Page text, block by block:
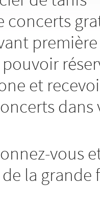
concerts
et
dans
vous
la grande